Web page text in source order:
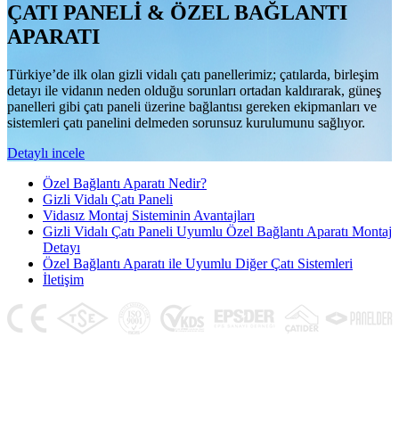
ÇATI PANELİ & ÖZEL BAĞLANTI
APARATI
Türkiye’de ilk olan gizli vidalı çatı panellerimiz; çatılarda, birleşim
detayı ile vidanın neden olduğu sorunları ortadan kaldırarak, güneş
panelleri gibi çatı paneli üzerine bağlantısı gereken ekipmanları ve
sistemleri çatı panelini delmeden sorunsuz kurulumunu sağlıyor.
Detaylı incele
Özel Bağlantı Aparatı Nedir?
Gizli Vidalı Çatı Paneli
Vidasız Montaj Sisteminin Avantajları
Gizli Vidalı Çatı Paneli Uyumlu Özel Bağlantı Aparatı Montaj
Detayı
Özel Bağlantı Aparatı ile Uyumlu Diğer Çatı Sistemleri
İletişim